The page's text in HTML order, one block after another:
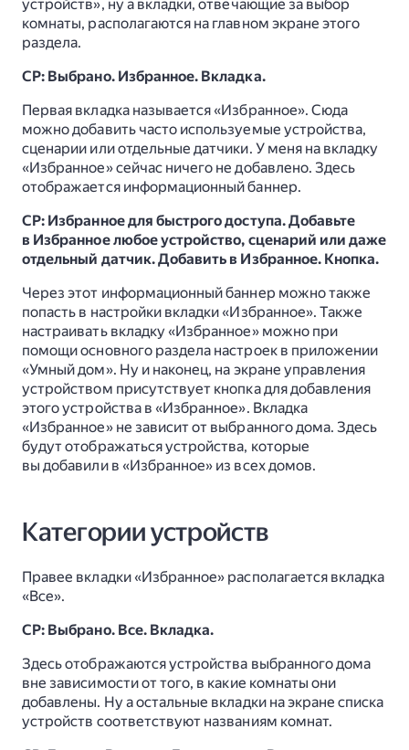
устройств», ну а вкладки, отвечающие за выбор
комнаты, располагаются на главном экране этого
раздела.
СР: Выбрано. Избранное. Вкладка.
Первая вкладка называется «Избранное». Сюда
можно добавить часто используемые устройства,
сценарии или отдельные датчики. У меня на вкладку
«Избранное» сейчас ничего не добавлено. Здесь
отображается информационный баннер.
СР: Избранное для быстрого доступа. Добавьте
в Избранное любое устройство, сценарий или даже
отдельный датчик. Добавить в Избранное. Кнопка.
Через этот информационный баннер можно также
попасть в настройки вкладки «Избранное». Также
настраивать вкладку «Избранное» можно при
помощи основного раздела настроек в приложении
«Умный дом». Ну и наконец, на экране управления
устройством присутствует кнопка для добавления
этого устройства в «Избранное». Вкладка
«Избранное» не зависит от выбранного дома. Здесь
будут отображаться устройства, которые
вы добавили в «Избранное» из всех домов.
Категории устройств
Правее вкладки «Избранное» располагается вкладка
«Все».
СР: Выбрано. Все. Вкладка.
Здесь отображаются устройства выбранного дома
вне зависимости от того, в какие комнаты они
добавлены. Ну а остальные вкладки на экране списка
устройств соответствуют названиям комнат.